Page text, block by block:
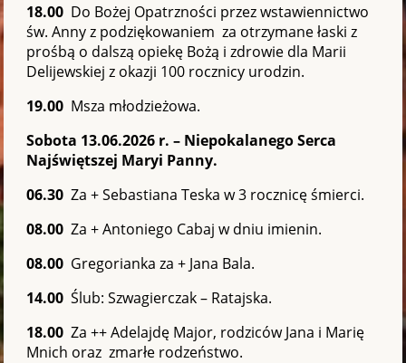
18.00 Do Bożej Opatrzności przez wstawiennictwo
św. Anny z podziękowaniem za otrzymane łaski z
prośbą o dalszą opiekę Bożą i zdrowie dla Marii
Delijewskiej z okazji 100 rocznicy urodzin.
19.00 Msza młodzieżowa.
Sobota 13.06.2026 r. – Niepokalanego Serca
Najświętszej Maryi Panny.
06.30 Za + Sebastiana Teska w 3 rocznicę śmierci.
08.00 Za + Antoniego Cabaj w dniu imienin.
08.00 Gregorianka za + Jana Bala.
14.00 Ślub: Szwagierczak – Ratajska.
18.00 Za ++ Adelajdę Major, rodziców Jana i Marię
Mnich oraz zmarłe rodzeństwo.